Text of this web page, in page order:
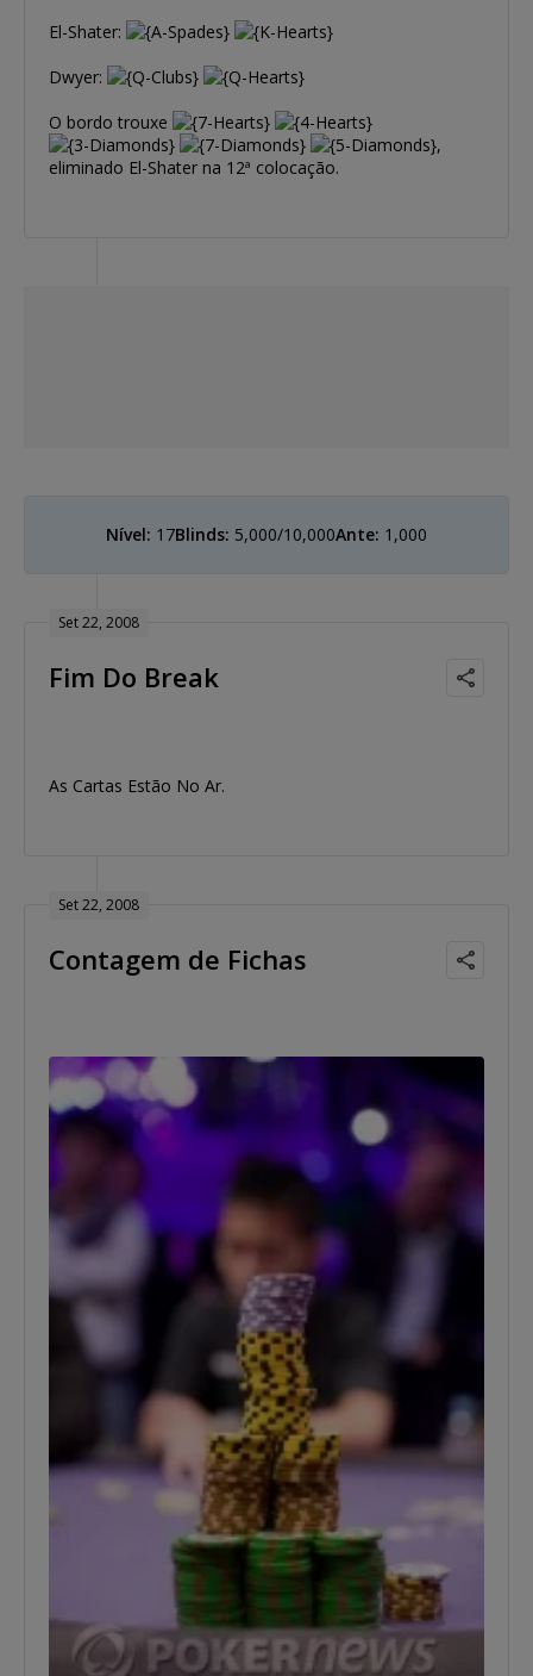
El-Shater:
Dwyer:
O bordo trouxe
,
eliminado El-Shater na 12ª colocação.
Nível: 17Blinds: 5,000/10,000Ante: 1,000
Set 22, 2008
Fim Do Break
As Cartas Estão No Ar.
Set 22, 2008
Contagem de Fichas